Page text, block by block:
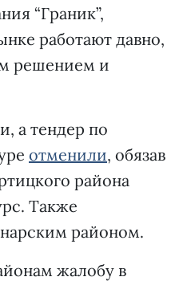
“Граник”,
работают давно,
решением и
а тендер по
отменили, обязав
района
Также
районом.
жалобу в